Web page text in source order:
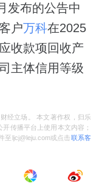
发布的公告中
户万科在2025
收款项回收产
主体信用等级
经立场。 本文著作权，归乐
传播平台上使用本文内容；
至ljcj@leju.com或点击联系客